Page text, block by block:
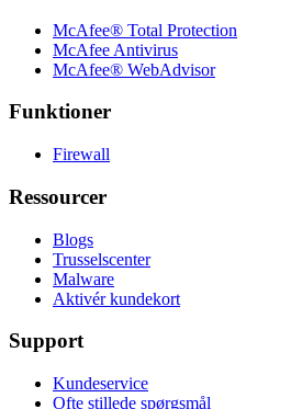
McAfee® Total Protection
McAfee Antivirus
McAfee® WebAdvisor
Funktioner
Firewall
Ressourcer
Blogs
Trusselscenter
Malware
Aktivér kundekort
Support
Kundeservice
Ofte stillede spørgsmål